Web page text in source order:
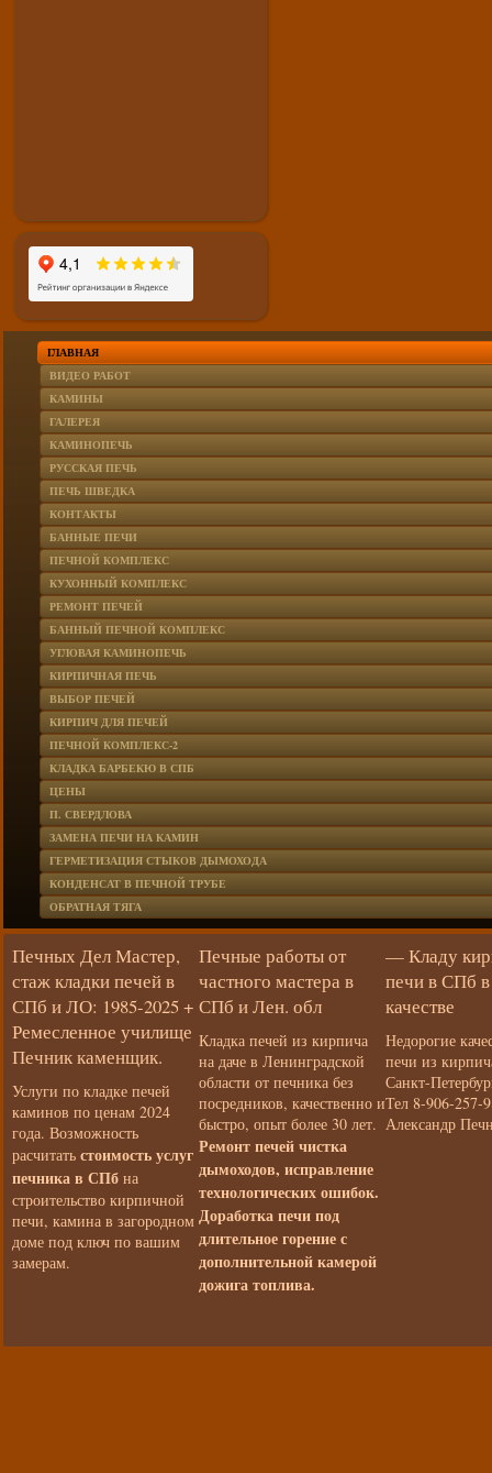
ГЛАВНАЯ
ВИДЕО РАБОТ
КАМИНЫ
ГАЛЕРЕЯ
КАМИНОПЕЧЬ
РУССКАЯ ПЕЧЬ
ПЕЧЬ ШВЕДКА
КОНТАКТЫ
БАННЫЕ ПЕЧИ
ПЕЧНОЙ КОМПЛЕКС
КУХОННЫЙ КОМПЛЕКС
РЕМОНТ ПЕЧЕЙ
БАННЫЙ ПЕЧНОЙ КОМПЛЕКС
УГЛОВАЯ КАМИНОПЕЧЬ
КИРПИЧНАЯ ПЕЧЬ
ВЫБОР ПЕЧЕЙ
КИРПИЧ ДЛЯ ПЕЧЕЙ
ПЕЧНОЙ КОМПЛЕКС-2
КЛАДКА БАРБЕКЮ В СПБ
ЦЕНЫ
П. СВЕРДЛОВА
ЗАМЕНА ПЕЧИ НА КАМИН
ГЕРМЕТИЗАЦИЯ СТЫКОВ ДЫМОХОДА
КОНДЕНСАТ В ПЕЧНОЙ ТРУБЕ
ОБРАТНАЯ ТЯГА
Печных Дел Мастер,
стаж кладки печей в
СПб и ЛО: 1985-2025 +
Ремесленное училище
Печник каменщик.
Услуги по кладке печей
каминов по ценам 2024
года. Возможность
расчитать стоимость услуг
печника в СПб на
строительство кирпичной
печи, камина в загородном
доме под ключ по вашим
замерам.
Печные работы от
частного мастера в
СПб и Лен. обл
Кладка печей из кирпича
на даче в Ленинградской
области от печника без
посредников, качественно и
быстро, опыт более 30 лет.
Ремонт печей чистка
дымоходов, исправление
технологических ошибок.
Доработка печи под
длительное горение с
дополнительной камерой
дожига топлива.
— Кладу
печи в СПб
качестве
Недорогие
печи из
Санкт-
Тел 8-906-257-
Александр